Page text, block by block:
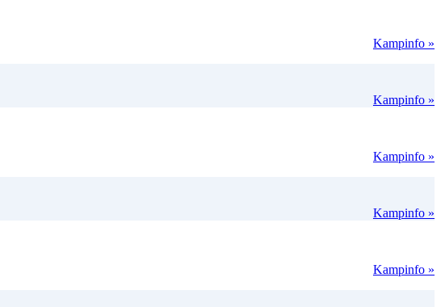
Kampinfo »
Kampinfo »
Kampinfo »
Kampinfo »
Kampinfo »